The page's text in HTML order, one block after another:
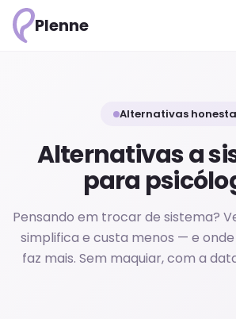
Plenne
Alternativas
Alternativas a
para
Pensando em trocar de sistema?
simplifica e custa menos — e
faz mais. Sem maquiar, com a